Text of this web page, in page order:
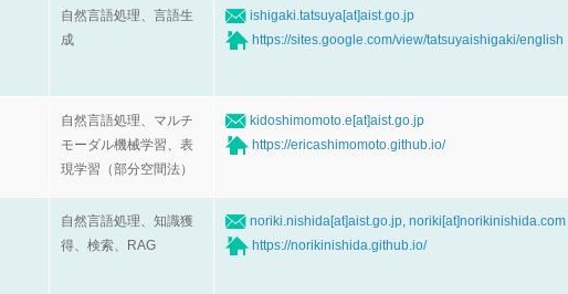
自然言語処理、言語生
成
ishigaki.tatsuya[at]aist.go.jp
https://sites.google.com/view/tatsuyaishigaki/english
自然言語処理、マルチ
モーダル機械学習、表
現学習（部分空間法）
kidoshimomoto.e[at]aist.go.jp
https://ericashimomoto.github.io/
自然言語処理、知識獲
得、検索、RAG
noriki.nishida[at]aist.go.jp, noriki[at]norikinishida.com
https://norikinishida.github.io/